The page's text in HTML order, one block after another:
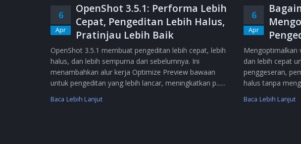
6
Apr
OpenShot 3.5.1: Performa Lebih
Cepat, Pengeditan Lebih Halus,
Pratinjau Lebih Baik
OpenShot 3.5.1 membuat pengeditan lebih cepat, lebih
halus, dan lebih sempurna dari sebelumnya. Ini
menambahkan alur kerja Optimize Preview bawaan
untuk pengeditan yang lebih lancar, meningkatkan p......
Baca Lebih Lanjut
6
Apr
Mengoptimalkan
dan lebih cepat
penggeseran,
halus tanpa
Baca Lebih Lanjut